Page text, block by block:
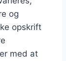
og
opskrift
med at